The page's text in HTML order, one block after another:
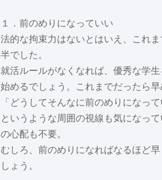
１．前のめりになっていい
法的な拘束力はないとはいえ、これ
半でした。
就活ルールがなくなれば、優秀な学
始めるでしょう。これまでだったら早
「どうしてそんなに前のめりになって
というような周囲の視線も気になっ
の心配も不要。
むしろ、前のめりになればなるほど
しょう。